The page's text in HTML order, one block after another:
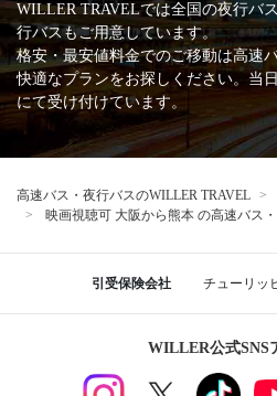
WILLER TRAVELでは全国の夜行バ
行バスもご用意しています。
格安・最安値料金でのご移動は高速
快適なプランをお探しください。当
にて受け付けています。
高速バス・夜行バスのWILLER TRAVEL
映画視聴可 大阪から熊本 の高速バス
引受保険会社 チューリッ
WILLER公式SNS